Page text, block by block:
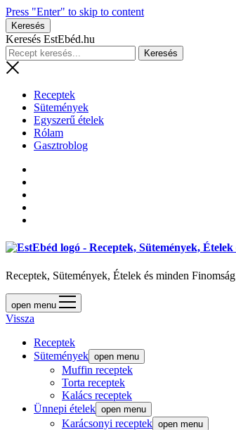
Press "Enter" to skip to content
Keresés
Keresés EstEbéd.hu
Receptek
Sütemények
Egyszerű ételek
Rólam
Gasztroblog
Receptek, Sütemények, Ételek és minden Finomság
open menu
Vissza
Receptek
Sütemények open menu
Muffin receptek
Torta receptek
Kalács receptek
Ünnepi ételek open menu
Karácsonyi receptek open menu